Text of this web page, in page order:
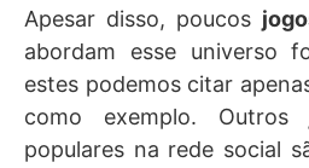
Apesar disso, poucos
abordam esse universo
estes podemos citar
como exemplo. Outros
populares na rede social